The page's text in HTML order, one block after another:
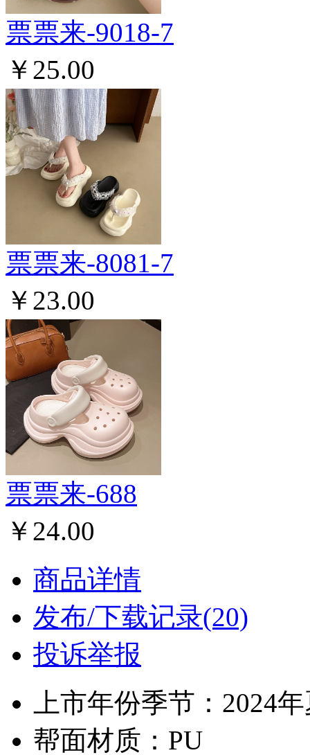
票票来-9018-7
￥25.00
票票来-8081-7
￥23.00
票票来-688
￥24.00
商品详情
发布/下载记录(20)
投诉举报
上市年份季节：2024
帮面材质：PU